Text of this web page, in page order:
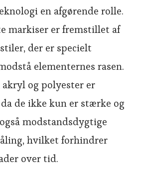
en afgørende rolle.
markiser er fremstillet af
der er specielt
elementernes rasen.
og polyester er
de ikke kun er stærke og
modstandsdygtige
hvilket forhindrer
over tid.